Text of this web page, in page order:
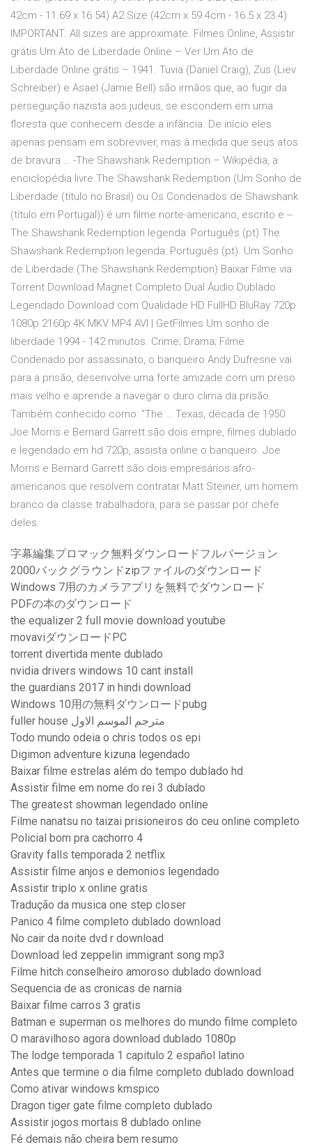
42cm - 11.69 x 16.54) A2 Size (42cm x 59.4cm - 16.5 x 23.4)
IMPORTANT: All sizes are approximate. Filmes Online, Assistir
grátis Um Ato de Liberdade Online – Ver Um Ato de
Liberdade Online grátis – 1941. Tuvia (Daniel Craig), Zus (Liev
Schreiber) e Asael (Jamie Bell) são irmãos que, ao fugir da
perseguição nazista aos judeus, se escondem em uma
floresta que conhecem desde a infância. De início eles
apenas pensam em sobreviver, mas à medida que seus atos
de bravura … -The Shawshank Redemption – Wikipédia, a
enciclopédia livre.The Shawshank Redemption (Um Sonho de
Liberdade (título no Brasil) ou Os Condenados de Shawshank
(título em Portugal)) é um filme norte-americano, escrito e --
The Shawshank Redemption legenda: Português (pt).The
Shawshank Redemption legenda: Português (pt). Um Sonho
de Liberdade (The Shawshank Redemption) Baixar Filme via
Torrent Download Magnet Completo Dual Áudio Dublado
Legendado Download com Qualidade HD FullHD BluRay 720p
1080p 2160p 4K MKV MP4 AVI | GetFilmes Um sonho de
liberdade 1994 - 142 minutos. Crime; Drama; Filme
Condenado por assassinato, o banqueiro Andy Dufresne vai
para a prisão, desenvolve uma forte amizade com um preso
mais velho e aprende a navegar o duro clima da prisão.
Também conhecido como: "The … Texas, década de 1950.
Joe Morris e Bernard Garrett são dois empre, filmes dublado
e legendado em hd 720p, assista online o banqueiro. Joe
Morris e Bernard Garrett são dois empresários afro-
americanos que resolvem contratar Matt Steiner, um homem
branco da classe trabalhadora, para se passar por chefe
deles.
字幕編集プロマック無料ダウンロードフルバージョン
2000バックグラウンドzipファイルのダウンロード
Windows 7用のカメラアプリを無料でダウンロード
PDFの本のダウンロード
the equalizer 2 full movie download youtube
movaviダウンロードPC
torrent divertida mente dublado
nvidia drivers windows 10 cant install
the guardians 2017 in hindi download
Windows 10用の無料ダウンロードpubg
fuller house مترجم الموسم الاول
Todo mundo odeia o chris todos os epi
Digimon adventure kizuna legendado
Baixar filme estrelas além do tempo dublado hd
Assistir filme em nome do rei 3 dublado
The greatest showman legendado online
Filme nanatsu no taizai prisioneiros do ceu online completo
Policial bom pra cachorro 4
Gravity falls temporada 2 netflix
Assistir filme anjos e demonios legendado
Assistir triplo x online gratis
Tradução da musica one step closer
Panico 4 filme completo dublado download
No cair da noite dvd r download
Download led zeppelin immigrant song mp3
Filme hitch conselheiro amoroso dublado download
Sequencia de as cronicas de narnia
Baixar filme carros 3 gratis
Batman e superman os melhores do mundo filme completo
O maravilhoso agora download dublado 1080p
The lodge temporada 1 capitulo 2 español latino
Antes que termine o dia filme completo dublado download
Como ativar windows kmspico
Dragon tiger gate filme completo dublado
Assistir jogos mortais 8 dublado online
Fé demais não cheira bem resumo